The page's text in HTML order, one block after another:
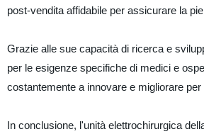
post-vendita affidabile per assicurare la
Grazie alle sue capacità di ricerca e
per le esigenze specifiche di medici e
costantemente a innovare e migliorare
In conclusione, l'unità elettrochirurgica